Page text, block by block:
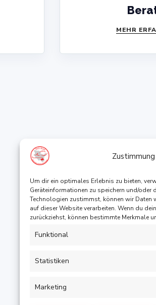
Um dir ein optimales Erlebnis zu bieten,
Geräteinformationen zu speichern und/oder
Technologien zustimmst, können wir Daten
auf dieser Website verarbeiten. Wenn du
zurückziehst, können bestimmte Merkmale
Funktional
Statistiken
Marketing
MEHR